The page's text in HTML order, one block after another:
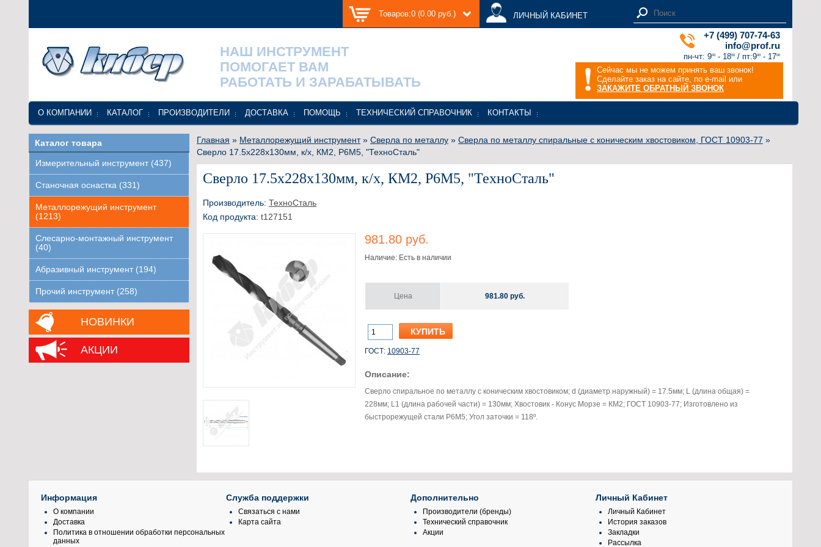
Товаров:0 (0.00 руб.) ЛИЧНЫЙ КАБИНЕТ
НАШ ИНСТРУМЕНТ
ПОМОГАЕТ ВАМ
РАБОТАТЬ И ЗАРАБАТЫВАТЬ
+7 (499) 707-74-63
info@prof.ru
пн-чт: 900 - 1800 / пт:900 - 1700
Сейчас мы не можем принять ваш звонок!
Сделайте заказ на сайте, по e-mail или
ЗАКАЖИТЕ ОБРАТНЫЙ ЗВОНОК
О КОМПАНИИ КАТАЛОГ ПРОИЗВОДИТЕЛИ ДОСТАВКА ПОМОЩЬ ТЕХНИЧЕСКИЙ СПРАВОЧНИК КОНТАКТЫ
Каталог товара
Измерительный инструмент (437)
Станочная оснастка (331)
Металлорежущий инструмент
(1213)
Слесарно-монтажный инструмент
(40)
Абразивный инструмент (194)
Прочий инструмент (258)
НОВИНКИ
АКЦИИ
Главная » Металлорежущий инструмент» Сверла по металлу » Сверла по металлу спиральные с коническим хвостовиком, ГОСТ 10903-77 »
Сверло 17.5x228x130мм, к/х, КМ2, Р6М5, "ТехноСталь"
Сверло 17.5x228x130мм, к/х, КМ2, Р6М5, "ТехноСталь"
Производитель: ТехноСталь
Код продукта: t127151
981.80 руб.
Наличие: Есть в наличии
Цена 981.80 руб.
ГОСТ: 10903-77
Описание:
Сверло спиральное по металлу с коническим хвостовиком; d (диаметр наружный) = 17.5мм; L (длина общая) =
228мм; L1 (длина рабочей части) = 130мм; Хвостовик - Конус Морзе = КМ2; ГОСТ 10903-77; Изготовлено из
быстрорежущей стали Р6М5; Угол заточки = 118º.
Информация
О компании
Доставка
Политика в отношении обработки персональных
данных
Служба поддержки
Связаться с нами
Карта сайта
Дополнительно
Производители (бренды)
Технический справочник
Акции
Личный Кабинет
Личный Кабинет
История заказов
Закладки
Рассылка